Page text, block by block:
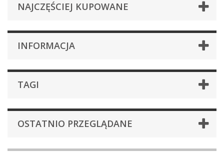
NAJCZĘŚCIEJ KUPOWANE
INFORMACJA
TAGI
OSTATNIO PRZEGLĄDANE